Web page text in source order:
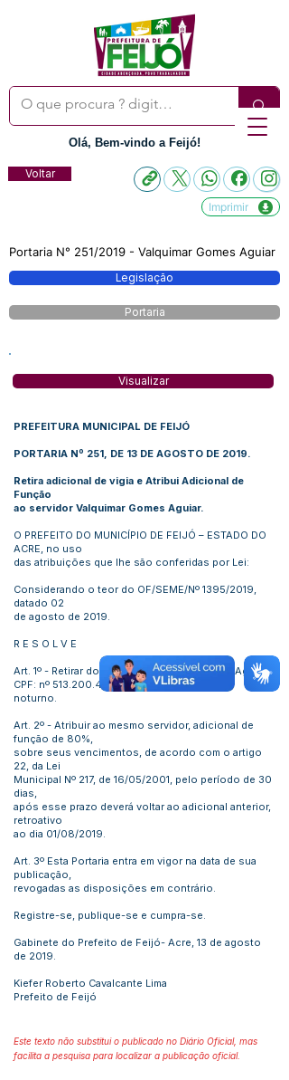
Olá, Bem-vindo a Feijó!
Voltar
Imprimir
Portaria N° 251/2019 - Valquimar Gomes Aguiar
Legislação
Portaria
Visualizar
PREFEITURA MUNICIPAL DE FEIJÓ
PORTARIA Nº 251, DE 13 DE AGOSTO DE 2019.
Retira adicional de vigia e Atribui Adicional de
Função
ao servidor Valquimar Gomes Aguiar.
O PREFEITO DO MUNICÍPIO DE FEIJÓ – ESTADO DO
ACRE, no uso
das atribuições que lhe são conferidas por Lei:
Considerando o teor do OF/SEME/Nº 1395/2019,
datado 02
de agosto de 2019.
R E S O L V E
Art. 1º - Retirar do servidor Valquimar Gomes Aguiar
CPF: nº 513.200.452-00o adicional de vigia
noturno.
Art. 2º - Atribuir ao mesmo servidor, adicional de
função de 80%,
sobre seus vencimentos, de acordo com o artigo
22, da Lei
Municipal Nº 217, de 16/05/2001, pelo período de 30
dias,
após esse prazo deverá voltar ao adicional anterior,
retroativo
ao dia 01/08/2019.
Art. 3º Esta Portaria entra em vigor na data de sua
publicação,
revogadas as disposições em contrário.
Registre-se, publique-se e cumpra-se.
Gabinete do Prefeito de Feijó- Acre, 13 de agosto
de 2019.
Kiefer Roberto Cavalcante Lima
Prefeito de Feijó
Este texto não substitui o publicado no Diário Oficial, mas
facilita a pesquisa para localizar a publicação oficial.